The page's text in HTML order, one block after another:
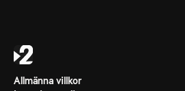
Allmänna villkor